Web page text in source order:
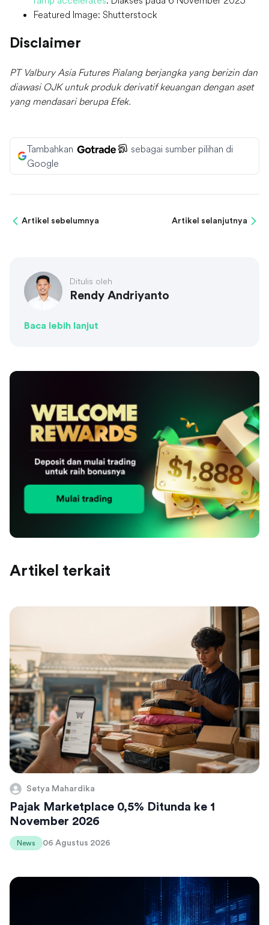
Featured Image: Shutterstock
Disclaimer
PT Valbury Asia Futures Pialang berjangka yang berizin dan
diawasi OJK untuk produk derivatif keuangan dengan aset
yang mendasari berupa Efek.
Tambahkan
sebagai sumber pilihan di
Google
Artikel sebelumnya Artikel selanjutnya
Ditulis oleh
Rendy Andriyanto
Baca lebih lanjut
Artikel terkait
Setya Mahardika
Pajak Marketplace 0,5% Ditunda ke 1
November 2026
News 06 Agustus 2026